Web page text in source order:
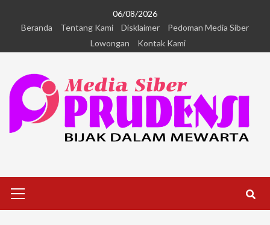
06/08/2026
Beranda
Tentang Kami Disklaimer
Pedoman Media Siber
Lowongan
Kontak Kami